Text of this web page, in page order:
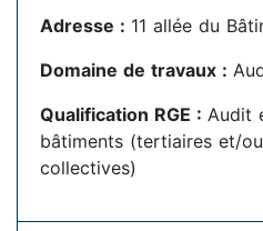
Adresse : 11 allée du
Domaine de travaux :
Qualification RGE : Audit
bâtiments (tertiaires et/
collectives)